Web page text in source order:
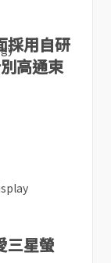
採用自研
高通束
三星螢